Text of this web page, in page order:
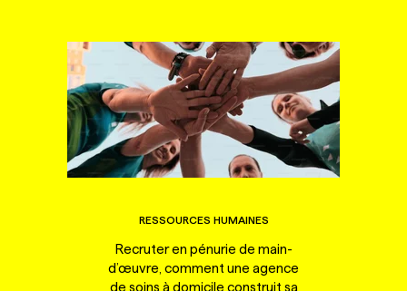
RESSOURCES HUMAINES
Recruter en pénurie de main-
d’œuvre, comment une agence
de soins à domicile construit sa